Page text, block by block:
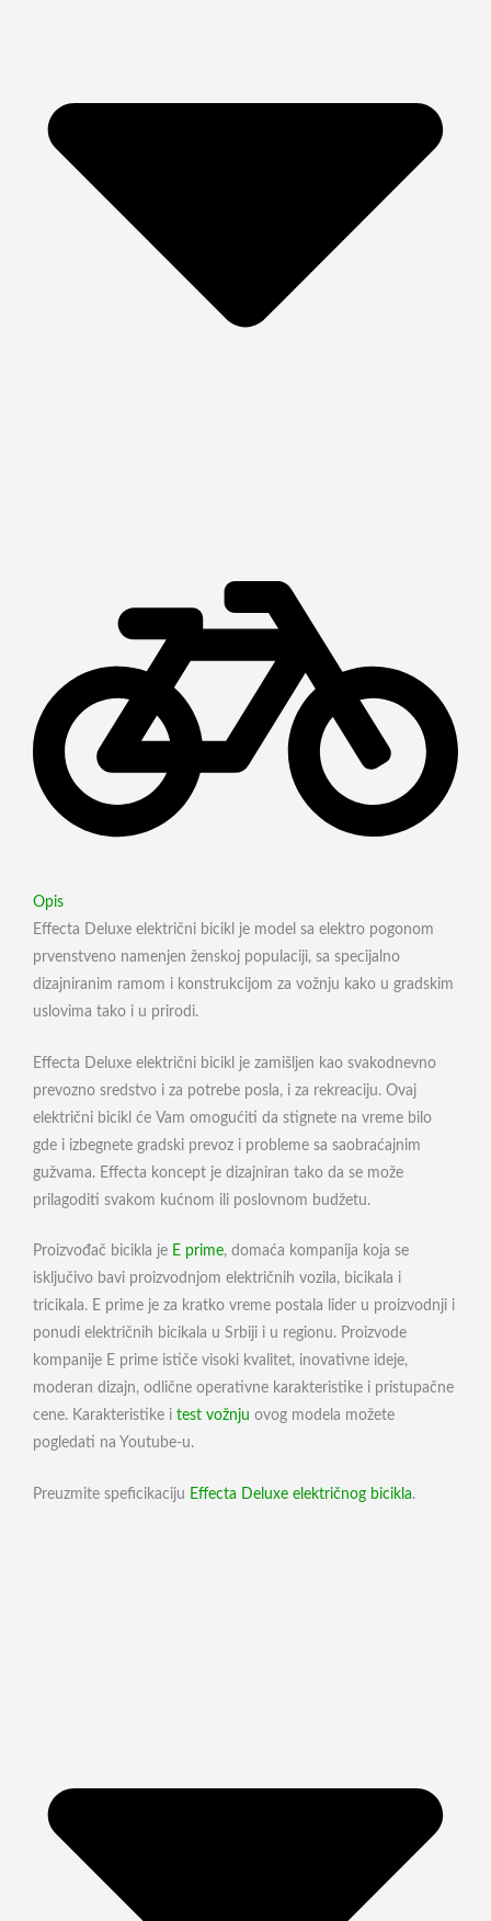
Opis
Effecta Deluxe električni bicikl je model sa elektro pogonom
prvenstveno namenjen ženskoj populaciji, sa specijalno
dizajniranim ramom i konstrukcijom za vožnju kako u gradskim
uslovima tako i u prirodi.
Effecta Deluxe električni bicikl je zamišljen kao svakodnevno
prevozno sredstvo i za potrebe posla, i za rekreaciju. Ovaj
električni bicikl će Vam omogućiti da stignete na vreme bilo
gde i izbegnete gradski prevoz i probleme sa saobraćajnim
gužvama. Effecta koncept je dizajniran tako da se može
prilagoditi svakom kućnom ili poslovnom budžetu.
Proizvođač bicikla je E prime, domaća kompanija koja se
isključivo bavi proizvodnjom električnih vozila, bicikala i
tricikala. E prime je za kratko vreme postala lider u proizvodnji i
ponudi električnih bicikala u Srbiji i u regionu. Proizvode
kompanije E prime ističe visoki kvalitet, inovativne ideje,
moderan dizajn, odlične operativne karakteristike i pristupačne
cene. Karakteristike i test vožnju ovog modela možete
pogledati na Youtube-u.
Preuzmite speficikaciju Effecta Deluxe električnog bicikla.